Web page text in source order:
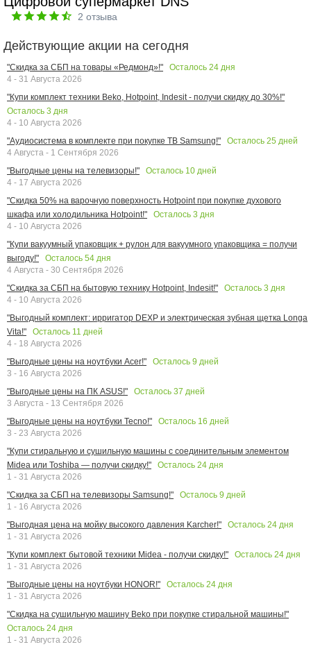
2 отзыва
Действующие акции на сегодня
"Скидка за СБП на товары «Редмонд»!" Осталось 24 дня
4 - 31 Августа 2026
"Купи комплект техники Beko, Hotpoint, Indesit - получи скидку до 30%!"
Осталось 3 дня
4 - 10 Августа 2026
"Аудиосистема в комплекте при покупке ТВ Samsung!"
Осталось 25 дней
4 Августа - 1 Сентября 2026
"Выгодные цены на телевизоры!"
Осталось 10 дней
4 - 17 Августа 2026
"Скидка 50% на варочную поверхность Hotpoint при покупке духового
шкафа или холодильника Hotpoint!"
Осталось 3 дня
4 - 10 Августа 2026
"Купи вакуумный упаковщик + рулон для вакуумного упаковщика = получи
выгоду!"
Осталось 54 дня
4 Августа - 30 Сентября 2026
"Скидка за СБП на бытовую технику Hotpoint, Indesit!"
Осталось 3 дня
4 - 10 Августа 2026
"Выгодный комплект: ирригатор DEXP и электрическая зубная щетка Longa
Vita!"
Осталось 11 дней
4 - 18 Августа 2026
"Выгодные цены на ноутбуки Acer!"
Осталось 9 дней
3 - 16 Августа 2026
"Выгодные цены на ПК ASUS!"
Осталось 37 дней
3 Августа - 13 Сентября 2026
"Выгодные цены на ноутбуки Tecno!"
Осталось 16 дней
3 - 23 Августа 2026
"Купи стиральную и сушильную машины с соединительным элементом
Midea или Toshiba — получи скидку!"
Осталось 24 дня
1 - 31 Августа 2026
"Скидка за СБП на телевизоры Samsung!"
Осталось 9 дней
1 - 16 Августа 2026
"Выгодная цена на мойку высокого давления Karcher!"
Осталось 24 дня
1 - 31 Августа 2026
"Купи комплект бытовой техники Midea - получи скидку!"
Осталось 24 дня
1 - 31 Августа 2026
"Выгодные цены на ноутбуки HONOR!"
Осталось 24 дня
1 - 31 Августа 2026
"Скидка на сушильную машину Beko при покупке стиральной машины!"
Осталось 24 дня
1 - 31 Августа 2026